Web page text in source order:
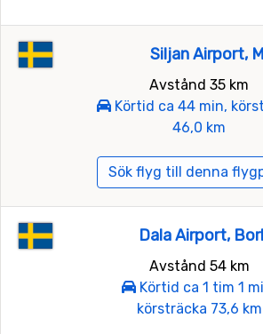
Siljan Airport,
Avstånd 35 km
Körtid ca 44 min,
46,0 km
Sök flyg till denna
Dala Airport,
Avstånd 54 km
Körtid ca 1 tim 1
körsträcka 73,6 km